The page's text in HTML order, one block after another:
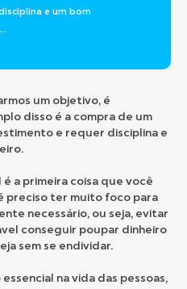
e um bom
um objetivo, é
disso é a compra de um
e requer disciplina e
a primeira coisa que você
preciso ter muito foco para
necessário, ou seja, evitar
conseguir poupar dinheiro
sem se endividar.
na vida das pessoas,